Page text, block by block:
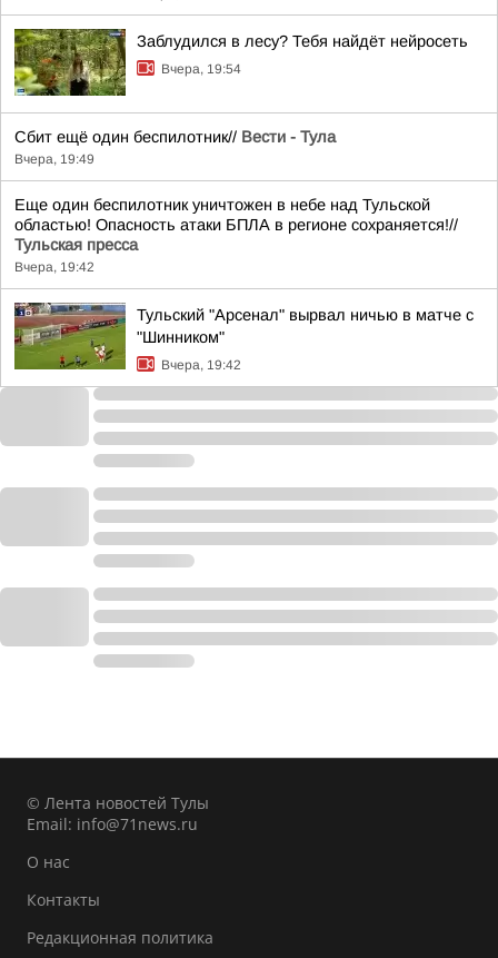
Заблудился в лесу? Тебя найдёт нейросеть
Вчера, 19:54
Сбит ещё один беспилотник// Вести - Тула
Вчера, 19:49
Еще один беспилотник уничтожен в небе над Тульской
областью! Опасность атаки БПЛА в регионе сохраняется!//
Тульская пресса
Вчера, 19:42
Тульский "Арсенал" вырвал ничью в матче с
"Шинником"
Вчера, 19:42
© Лента новостей Тулы
Email: info@71news.ru
О нас
Контакты
Редакционная политика